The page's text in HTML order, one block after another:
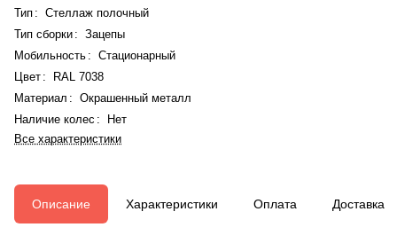
Тип : Стеллаж полочный
Тип сборки: Зацепы
Мобильность : Стационарный
Цвет :
RAL 7038
Материал : Окрашенный металл
Наличие колес :
Нет
Все характеристики
Описание Характеристики Оплата Доставка